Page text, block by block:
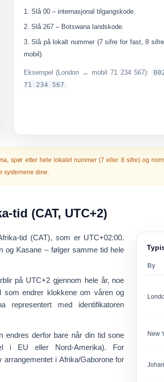
Slå 00– internasjonal tilgangskode.
Slå 267– Botswana landskode.
Slå på lokalt nummer (7 sifre for fast, 8
mobil).
Eksempel (London → mobil 71 234 567):
71 234 567 .
spør etter hele lokalet nummer (7 eller 8 sifre) og
systemene dine.
tid (CAT, UTC+2)
tid (CAT), som er UTC+02:00.
og Kasane – følger samme tid hele
på UTC+2 gjennom hele år, noe
som endrer klokkene om våren og
representert med identifikatoren
endres derfor bare når dintid sone
i EU eller Nord-Amerika). For
arrangementet i Afrika/Gaboronefor
By
New